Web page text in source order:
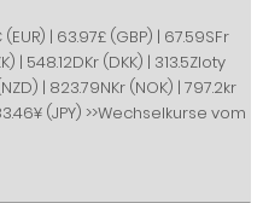
| 63.97£ (GBP) | 67.59SFr
| 548.12DKr (DKK) | 313.5Zloty
| 823.79NKr (NOK) | 797.2kr
(JPY) >>Wechselkurse vom